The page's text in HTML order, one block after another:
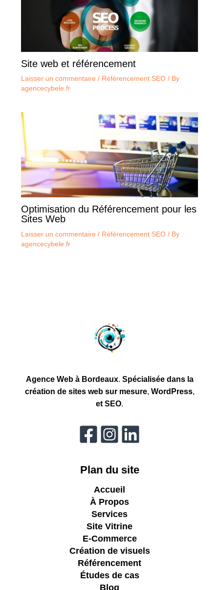
Site web et référencement
Laisser un commentaire / Référencement SEO/ By
agencecybele.fr
Optimisation du Référencement pour les
Sites Web
Laisser un commentaire / Référencement SEO/ By
agencecybele.fr
Agence Web à Bordeaux. Spécialisée dans la
création de sites web sur mesure, WordPress,
et SEO.
Plan du site
Accueil
À Propos
Services
Site Vitrine
E-Commerce
Création de visuels
Référencement
Études de cas
Blog